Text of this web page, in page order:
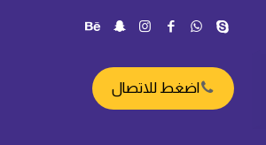
اضغط للاتصال